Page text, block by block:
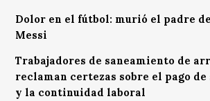
Dolor en el fútbol: murió el padre
Messi
Trabajadores de saneamiento de
reclaman certezas sobre el pago de
y la continuidad laboral